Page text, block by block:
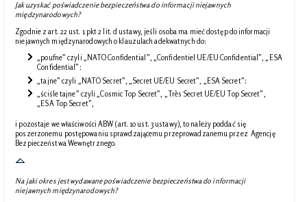
Jak uzyskać poświadczenie bezpieczeństwa do informacji niejawnych
międzynarodowych?
Zgodnie z art. 22 ust. 1 pkt 2 lit. d ustawy, jeśli osoba ma mieć dostęp do informacji
niejawnych międzynarodowych o klauzulach adekwatnych do:
„poufne” czyli „NATO Confidential”, „Confidentiel UE/EU Confidential”, „ESA
Confidential”;
„tajne” czyli „NATO Secret”, „Secret UE/EU Secret”, „ESA Secret”;
„ściśle tajne” czyli „Cosmic Top Secret”, „Très Secret UE/EU Top Secret”,
„ESA Top Secret”,
i pozostaje we właściwości ABW (art. 10 ust. 3 ustawy), to należy poddać się
poszerzonemu postępowaniu sprawdzającemu przeprowadzanemu przez Agencję
Bezpieczeństwa Wewnętrznego.
Na jaki okres jest wydawane poświadczenie bezpieczeństwa do informacji
niejawnych międzynarodowych?